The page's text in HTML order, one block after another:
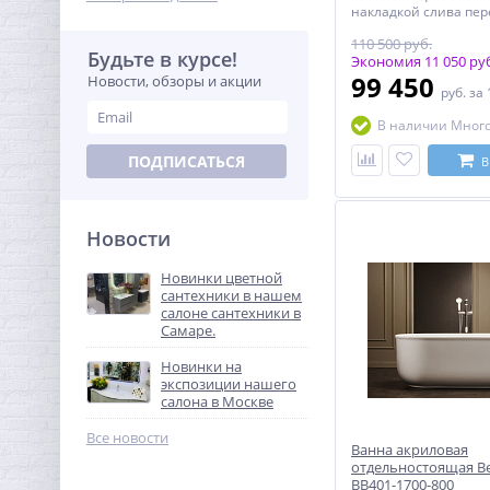
Будьте в курсе!
Новости, обзоры и акции
ПОДПИСАТЬСЯ
Новости
Новинки цветной
сантехники в нашем
салоне сантехники в
Самаре.
Новинки на
экспозиции нашего
салона в Москве
Все новости
накладкой слива
донным клапаном
перелива: Сливное
середине дна ванны.
фурнитуры: хром
информация:
комплектации
смесителем
даты продажи
110 500 руб.
Экономия 11 050
99 450 руб. за
В наличии
Ванна акриловая
отдельностоящая
BB401-1700-800